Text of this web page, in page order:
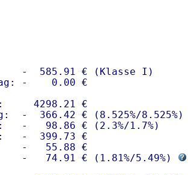
-  585.91 € (Klasse I)
-    0.00 €
4298.21 €
-  366.42 € (8.525%/8.525%)
-   98.86 € (2.3%/1.7%)
-  399.73 €
-   55.88 €
-   74.91 € ( 1.81%/5.49%)